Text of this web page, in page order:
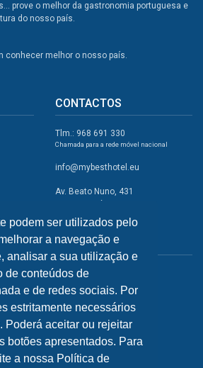
podem ser utilizados pelo
a navegação e
analisar a sua utilização e
de conteúdos de
e de redes sociais. Por
estritamente necessários
Poderá aceitar ou rejeitar
botões apresentados. Para
a nossa Política de
prove o melhor da gastronomia portuguesa e
do nosso país.
conhecer melhor o nosso país.
CONTACTOS
Tlm.: 968 691 330
Chamada para a rede móvel nacional
info@mybesthotel.eu
Av. Beato Nuno, 431
REDES SOCIAIS